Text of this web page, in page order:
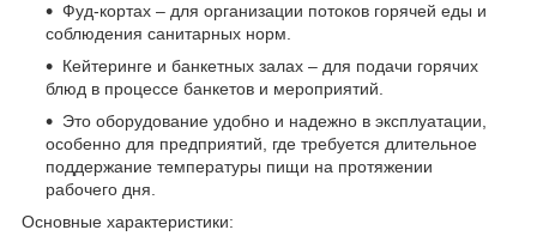
Фуд-кортах – для организации потоков горячей еды и
соблюдения санитарных норм.
Кейтеринге и банкетных залах – для подачи горячих
блюд в процессе банкетов и мероприятий.
Это оборудование удобно и надежно в эксплуатации,
особенно для предприятий, где требуется длительное
поддержание температуры пищи на протяжении
рабочего дня.
Основные характеристики: